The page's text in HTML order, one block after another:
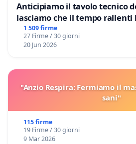
Anticipiamo il tavolo tecnico
lasciamo che il tempo rallenti
Domenico Racanati
1 509 firme
27 Firme / 30 giorni
20 Jun 2026
"Anzio Respira: Fermiamo il
sani"
115 firme
19 Firme / 30 giorni
9 Mar 2026